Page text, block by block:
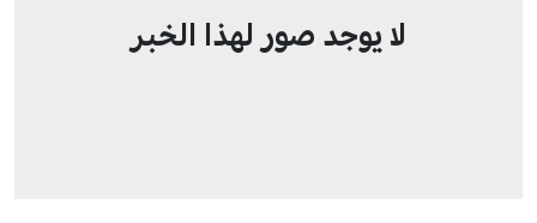
لا يوجد صور لهذا الخبر